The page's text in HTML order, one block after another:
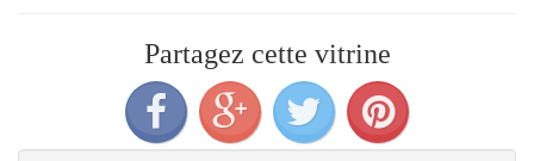
Partagez cette vitrine